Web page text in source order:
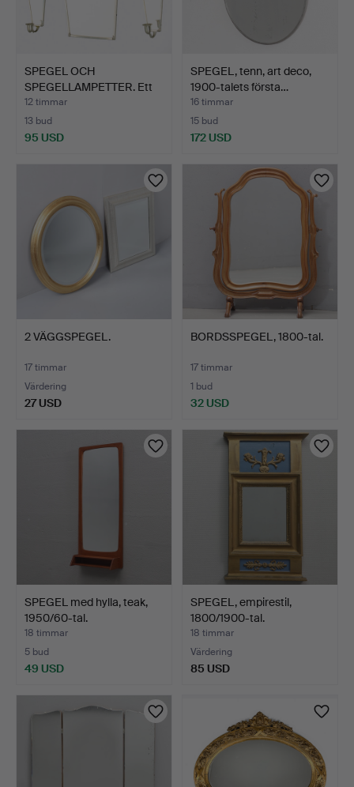
SPEGEL OCH
SPEGELLAMPETTER. Ett
par, tenn,…
12 timmar
13 bud
95 USD
SPEGEL, tenn, art deco,
1900-talets första…
16 timmar
15 bud
172 USD
2 VÄGGSPEGEL.
17 timmar
Värdering
27 USD
BORDSSPEGEL, 1800-tal.
17 timmar
1 bud
32 USD
SPEGEL med hylla, teak,
1950/60-tal.
18 timmar
5 bud
49 USD
SPEGEL, empirestil,
1800/1900-tal.
18 timmar
Värdering
85 USD